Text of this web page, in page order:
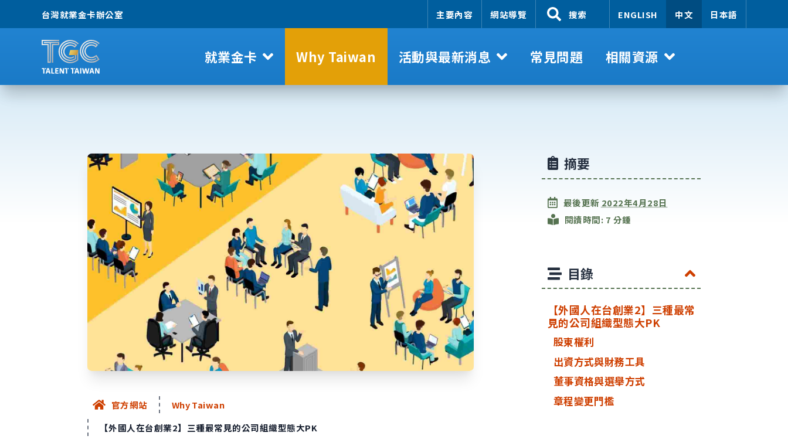
台灣就業金卡辦公室 主要內容 網站導覽 搜索 ENGLISH 中文 日本語
就業金卡 Why Taiwan 活動與最新消息 常見問題 相關資源
官方網站
Why Taiwan
【外國人在台創業2】三種最常見的公司組織型態大PK
摘要
最後更新 2022年4月28日
閱讀時間: 7 分鍾
目錄
【外國人在台創業2】三種最常
見的公司組織型態大PK
股東權利
出資方式與財務工具
董事資格與選舉方式
章程變更門檻